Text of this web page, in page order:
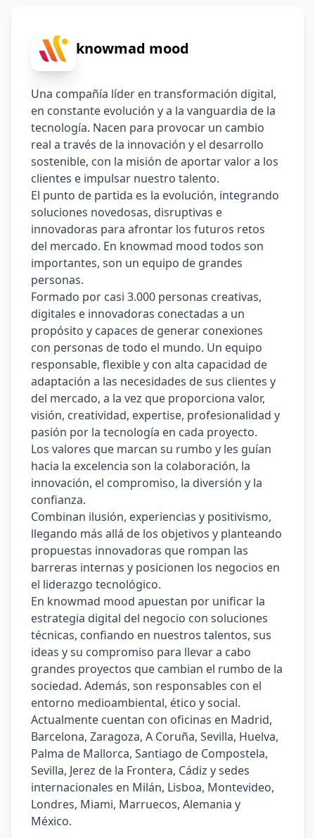
knowmad mood
Una compañía líder en transformación digital,
en constante evolución y a la vanguardia de la
tecnología. Nacen para provocar un cambio
real a través de la innovación y el desarrollo
sostenible, con la misión de aportar valor a los
clientes e impulsar nuestro talento.
El punto de partida es la evolución, integrando
soluciones novedosas, disruptivas e
innovadoras para afrontar los futuros retos
del mercado. En knowmad mood todos son
importantes, son un equipo de grandes
personas.
Formado por casi 3.000 personas creativas,
digitales e innovadoras conectadas a un
propósito y capaces de generar conexiones
con personas de todo el mundo. Un equipo
responsable, flexible y con alta capacidad de
adaptación a las necesidades de sus clientes y
del mercado, a la vez que proporciona valor,
visión, creatividad, expertise, profesionalidad y
pasión por la tecnología en cada proyecto.
Los valores que marcan su rumbo y les guían
hacia la excelencia son la colaboración, la
innovación, el compromiso, la diversión y la
conﬁanza.
Combinan ilusión, experiencias y positivismo,
llegando más allá de los objetivos y planteando
propuestas innovadoras que rompan las
barreras internas y posicionen los negocios en
el liderazgo tecnológico.
En knowmad mood apuestan por unificar la
estrategia digital del negocio con soluciones
técnicas, confiando en nuestros talentos, sus
ideas y su compromiso para llevar a cabo
grandes proyectos que cambian el rumbo de la
sociedad. Además, son responsables con el
entorno medioambiental, ético y social.
Actualmente cuentan con oficinas en Madrid,
Barcelona, Zaragoza, A Coruña, Sevilla, Huelva,
Palma de Mallorca, Santiago de Compostela,
Sevilla, Jerez de la Frontera, Cádiz y sedes
internacionales en Milán, Lisboa, Montevideo,
Londres, Miami, Marruecos, Alemania y
México.